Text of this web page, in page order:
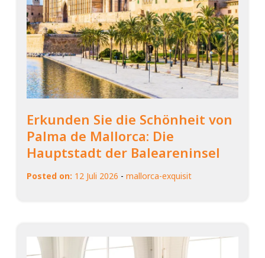
Erkunden Sie die Schönheit von
Palma de Mallorca: Die
Hauptstadt der Baleareninsel
Posted on: 12 Juli 2026 - mallorca-exquisit